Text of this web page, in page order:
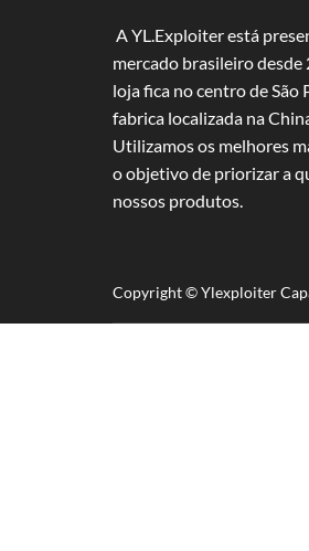
A YL.Exploiter está
mercado brasileiro desde
loja fica no centro de São
fabrica localizada na
Utilizamos os melhores
o objetivo de priorizar a
nossos produtos.
Copyright © Ylexploiter